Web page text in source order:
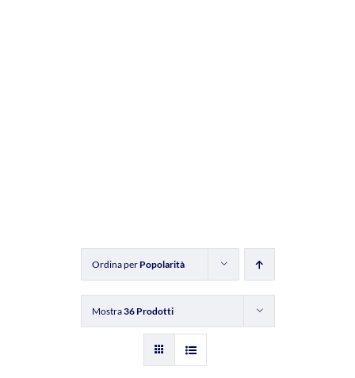
Ordina per Popolarità
Mostra36 Prodotti